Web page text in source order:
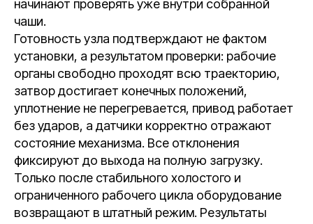
начинают проверять уже внутри собранной
чаши.
Готовность узла подтверждают не фактом
установки, а результатом проверки: рабочие
органы свободно проходят всю траекторию,
затвор достигает конечных положений,
уплотнение не перегревается, привод работает
без ударов, а датчики корректно отражают
состояние механизма. Все отклонения
фиксируют до выхода на полную загрузку.
Только после стабильного холостого и
ограниченного рабочего цикла оборудование
возвращают в штатный режим. Результаты